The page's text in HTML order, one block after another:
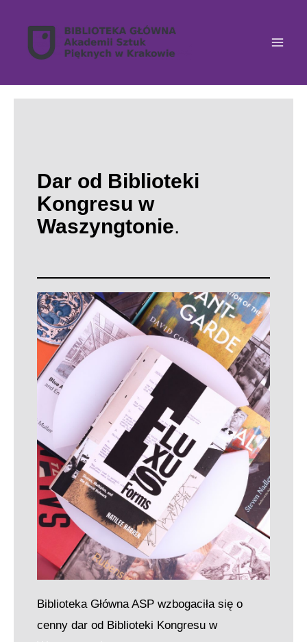
Dar od Biblioteki
Kongresu w
Waszyngtonie.
Biblioteka Główna ASP wzbogaciła się o
cenny dar od Biblioteki Kongresu w